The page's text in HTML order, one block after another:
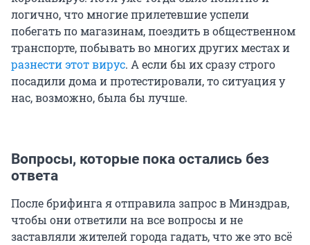
логично, что многие прилетевшие успели
побегать по магазинам, поездить в общественном
транспорте, побывать во многих других местах и
разнести этот вирус. А если бы их сразу строго
посадили дома и протестировали, то ситуация у
нас, возможно, была бы лучше.
Вопросы, которые пока остались без
ответа
После брифинга я отправила запрос в Минздрав,
чтобы они ответили на все вопросы и не
заставляли жителей города гадать, что же это всё